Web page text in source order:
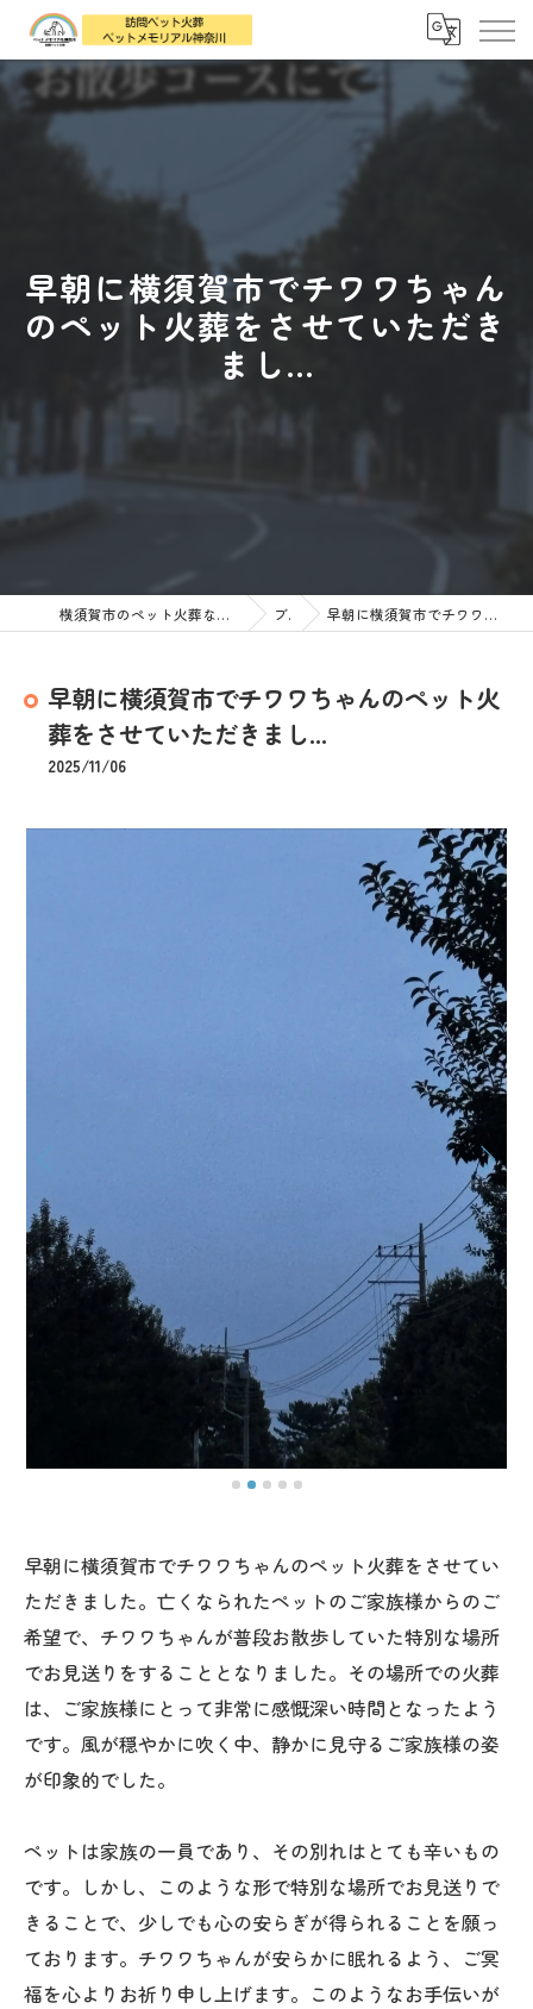
早朝に横須賀市でチワワちゃん
のペット火葬をさせていただき
まし...
横須賀市のペット火葬なら訪問ペット火葬 ペットメモリアル神奈川 ブログ 早朝に横須賀市でチワワちゃんのペット火葬をさせていただきまし...
早朝に横須賀市でチワワちゃんのペット火
葬をさせていただきまし...
2025/11/06
早朝に横須賀市でチワワちゃんのペット火葬をさせてい
ただきました。亡くなられたペットのご家族様からのご
希望で、チワワちゃんが普段お散歩していた特別な場所
でお見送りをすることとなりました。その場所での火葬
は、ご家族様にとって非常に感慨深い時間となったよう
です。風が穏やかに吹く中、静かに見守るご家族様の姿
が印象的でした。
ペットは家族の一員であり、その別れはとても辛いもの
です。しかし、このような形で特別な場所でお見送りで
きることで、少しでも心の安らぎが得られることを願っ
ております。チワワちゃんが安らかに眠れるよう、ご冥
福を心よりお祈り申し上げます。このようなお手伝いが